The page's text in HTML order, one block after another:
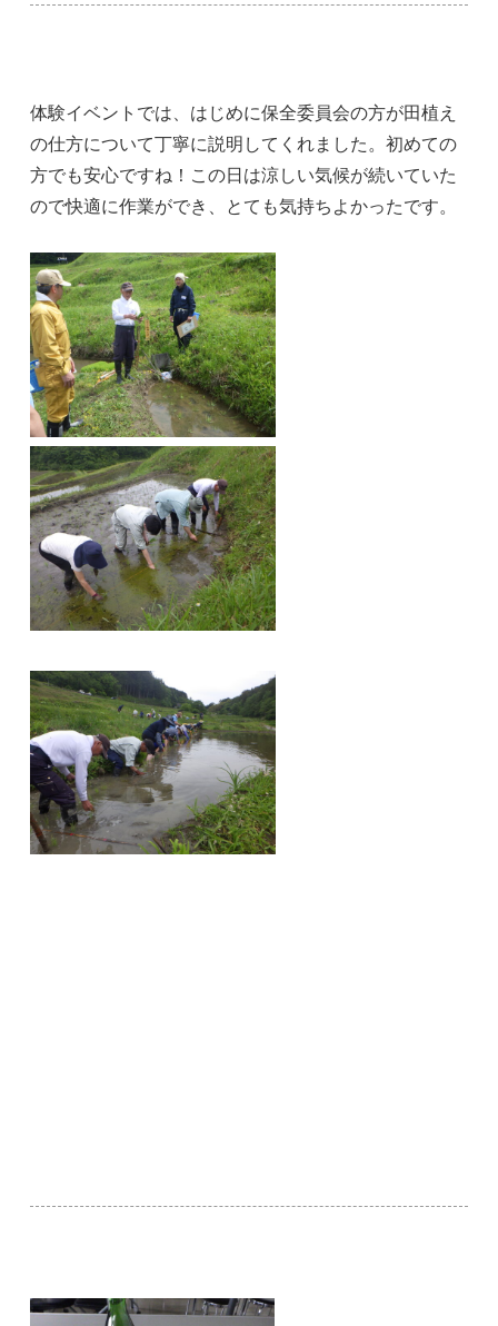
体験イベントでは、はじめに保全委員会の方が田植え
の仕方について丁寧に説明してくれました。初めての
方でも安心ですね！この日は涼しい気候が続いていた
ので快適に作業ができ、とても気持ちよかったです。